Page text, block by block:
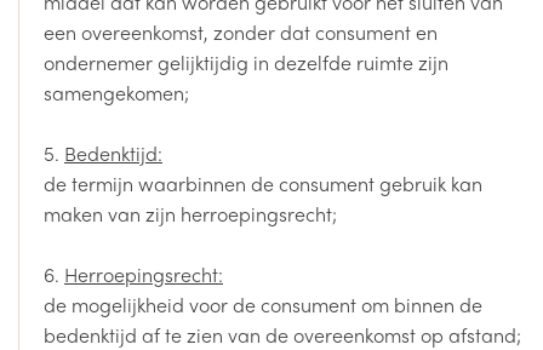
een overeenkomst, zonder dat consument en
ondernemer gelijktijdig in dezelfde ruimte zijn
samengekomen;
5. Bedenktijd:
de termijn waarbinnen de consument gebruik kan
maken van zijn herroepingsrecht;
6. Herroepingsrecht:
de mogelijkheid voor de consument om binnen de
bedenktijd af te zien van de overeenkomst op afstand;